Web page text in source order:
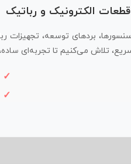
الکترونیک و رباتیک
بردهای توسعه،
تلاش می‌کنیم تا تجربه‌ای